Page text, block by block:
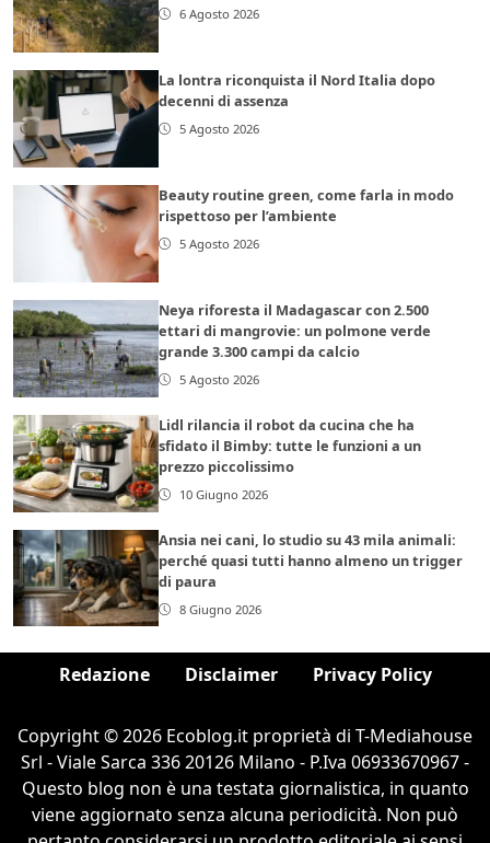
6 Agosto 2026
La lontra riconquista il Nord Italia dopo
decenni di assenza
5 Agosto 2026
Beauty routine green, come farla in modo
rispettoso per l’ambiente
5 Agosto 2026
Neya riforesta il Madagascar con 2.500
ettari di mangrovie: un polmone verde
grande 3.300 campi da calcio
5 Agosto 2026
Lidl rilancia il robot da cucina che ha
sfidato il Bimby: tutte le funzioni a un
prezzo piccolissimo
10 Giugno 2026
Ansia nei cani, lo studio su 43 mila animali:
perché quasi tutti hanno almeno un trigger
di paura
8 Giugno 2026
Redazione Disclaimer Privacy Policy
Copyright © 2026 Ecoblog.it proprietà di T-Mediahouse
Srl - Viale Sarca 336 20126 Milano - P.Iva 06933670967 -
Questo blog non è una testata giornalistica, in quanto
viene aggiornato senza alcuna periodicità. Non può